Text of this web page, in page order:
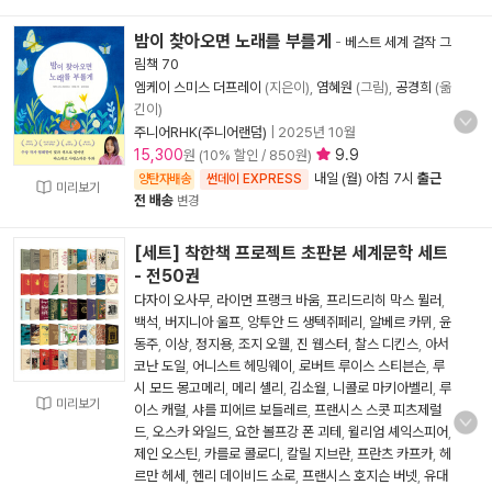
미리보기
밤이 찾아오면 노래를 부를게 - 베스트 세계 걸작 그
림책 70
엠케이 스미스 더프레이 (지은이), 염혜원 (그림), 공경희 (옮
긴이)
주니어RHK(주니어랜덤)
2025년 10월
15,300원 (10% 할인 / 850원) 9.9
양탄자배송 썬데이 EXPRESS 내일 (월) 아침 7시 출근
전 배송 변경
미리보기
[세트] 착한책 프로젝트 초판본 세계문학 세트
- 전50권
다자이 오사무 라이먼 프랭크 바움 프리드리히 막스 뮐러
백석 버지니아 울프 앙투안 드 생텍쥐페리 알베르 카뮈 윤
동주 이상 정지용, 조지 오웰 진 웹스터 찰스 디킨스 아서
코난 도일 어니스트 헤밍웨이 로버트 루이스 스티븐슨 루
시 모드 몽고메리
메리 셸리 김소월 니콜로 마키아벨리 루
이스 캐럴 샤를 피에르 보들레르 프랜시스 스콧 피츠제럴
드 오스카 와일드 요한 볼프강 폰 괴테 윌리엄 셰익스피어
제인 오스틴 카를로 콜로디 칼릴 지브란, 프란츠 카프카, 헤
르만 헤세
헨리 데이비드 소로 프랜시스 호지슨 버넷 유대